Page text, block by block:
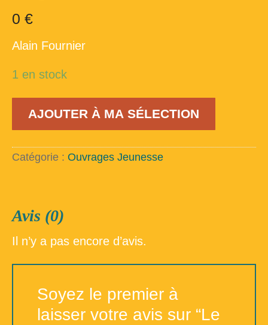
0 €
Alain Fournier
1 en stock
Le
Meaulnes
AJOUTER À MA SÉLECTION
Catégorie : Ouvrages Jeunesse
Avis (0)
Il n’y a pas encore d’avis.
Soyez le premier à
laisser votre avis sur “Le